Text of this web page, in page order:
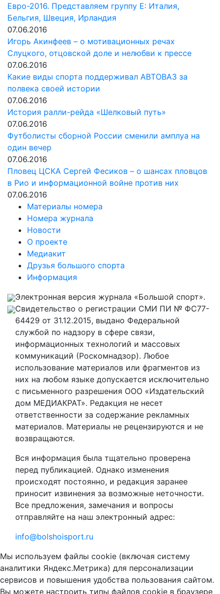
Евро-2016. Представляем группу E: Италия,
Бельгия, Швеция, Ирландия
07.06.2016
Игорь Акинфеев – о мотивационных речах
Слуцкого, отцовской доле и нелюбви к прессе
07.06.2016
Какие виды спорта поддерживал АВТОВАЗ за
полвека своей истории
07.06.2016
История ралли-рейда «Шелковый путь»
07.06.2016
Футболисты сборной России сменили амплуа на
один вечер
07.06.2016
Пловец ЦСКА Сергей Фесиков – о шансах пловцов
в Рио и информационной войне против них
07.06.2016
Материалы номера
Номера журнала
Новости
О проекте
Медиакит
Друзья большого спорта
Информация
Электронная версия журнала «Большой спорт».
Свидетельство о регистрации СМИ ПИ № ФС77-
64429 от 31.12.2015, выдано Федеральной
службой по надзору в сфере связи,
информационных технологий и массовых
коммуникаций (Роскомнадзор). Любое
использование материалов или фрагментов из
них на любом языке допускается исключительно
с письменного разрешения ООО «Издательский
дом МЕДИАКРАТ». Редакция не несет
ответственности за содержание рекламных
материалов. Материалы не рецензируются и не
возвращаются.
Вся информация была тщательно проверена
перед публикацией. Однако изменения
происходят постоянно, и редакция заранее
приносит извинения за возможные неточности.
Все предложения, замечания и вопросы
отправляйте на наш электронный адрес:
info@bolshoisport.ru
Мы используем файлы cookie (включая систему
аналитики Яндекс.Метрика) для персонализации
сервисов и повышения удобства пользования сайтом.
Вы можете настроить типы файлов cookie в браузере